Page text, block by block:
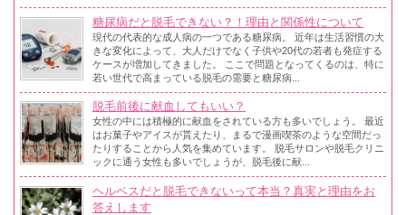
糖尿病だと脱毛できない？！理由と関係性について
現代の代表的な成人病の一つである糖尿病。 近年は生活習慣の大
きな変化によって、大人だけでなく子供や20代の若者も発症する
ケースが増加してきました。 ここで問題となってくるのは、特に
若い世代で高まっている脱毛の需要と糖尿病...
脱毛前後に献血してもいい？
女性の中には積極的に献血をされている方も多いでしょう。 最近
はお菓子やアイスが貰えたり、まるで漫画喫茶のような空間だっ
たりすることから人気を集めています。 脱毛サロンや脱毛クリニ
ックに通う女性も多いでしょうが、脱毛後に献...
ヘルペスだと脱毛できないって本当？真実と理由をお
答えします